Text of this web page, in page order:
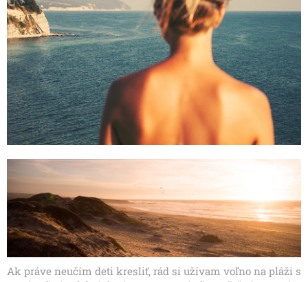
Ak práve neučím deti kresliť, rád si užívam voľno na pláži s